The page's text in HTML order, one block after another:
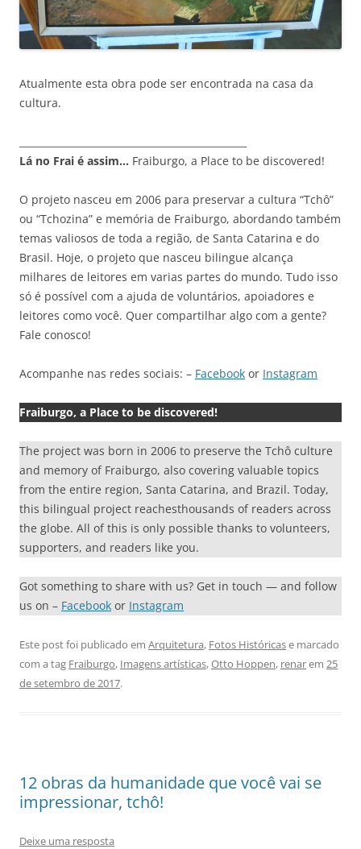
Atualmente esta obra pode ser encontrada na casa da
cultura.
Lá no Frai é assim… Fraiburgo, a Place to be discovered!
O projeto nasceu em 2006 para preservar a cultura “Tchô”
ou “Tchozina” e memória de Fraiburgo, abordando também
temas valiosos de toda a região, de Santa Catarina e do
Brasil. Hoje, o projeto que nasceu bilingue alcança
milhares de leitores em varias partes do mundo. Tudo isso
só é possível com a ajuda de voluntários, apoiadores e
leitores como você. Quer compartilhar algo com a gente?
Fale conosco!
Acompanhe nas redes sociais: – Facebook or Instagram
Fraiburgo, a Place to be discovered!
The project was born in 2006 to preserve the Tchô culture
and memory of Fraiburgo, also covering valuable topics
from the entire region, Santa Catarina, and Brazil. Today,
this bilingual project reachesthousands of readers across
the globe. All of this is only possible thanks to volunteers,
supporters, and readers like you.
Got something to share with us? Get in touch — and follow
us on – Facebook or Instagram
Este post foi publicado em Arquitetura, Fotos Históricase marcado
com a tag Fraiburgo, Imagens artísticas,Otto Hoppen, renarem 25
de setembro de 2017.
12 obras da humanidade que você vai se
impressionar, tchô!
Deixe uma resposta